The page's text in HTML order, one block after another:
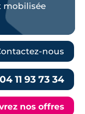
mobilisée
nous
04 11 93 73 34
nos offres